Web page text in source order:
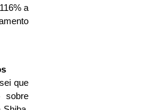
a
que
sobre